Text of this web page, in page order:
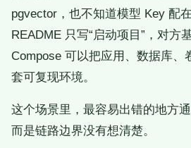
pgvector，也不知道模型 Key 配
README 只写“启动项目”，对方
Compose 可以把应用、数据库、
套可复现环境。
这个场景里，最容易出错的地方
而是链路边界没有想清楚。